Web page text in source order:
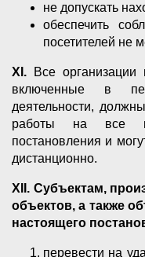
не допускать
обеспечить
посетителей не
XI . Все организации
включенные в
деятельности,
работы на все
постановления и
дистанционно.
XII . Субъектам,
объектов, а также
настоящего
перевести на